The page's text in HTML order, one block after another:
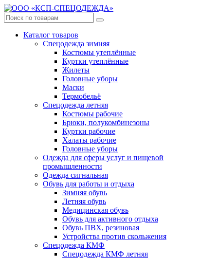
Каталог товаров
Спецодежда зимняя
Костюмы утеплённые
Куртки утеплённые
Жилеты
Головные уборы
Маски
Термобельё
Спецодежда летняя
Костюмы рабочие
Брюки, полукомбинезоны
Куртки рабочие
Халаты рабочие
Головные уборы
Одежда для сферы услуг и пищевой
промышленности
Одежда сигнальная
Обувь для работы и отдыха
Зимняя обувь
Летняя обувь
Медицинская обувь
Обувь для активного отдыха
Обувь ПВХ, резиновая
Устройства против скольжения
Спецодежда КМФ
Спецодежда КМФ летняя